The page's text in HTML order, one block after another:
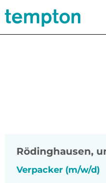
Rödinghausen,
Verpacker (m/w/d)